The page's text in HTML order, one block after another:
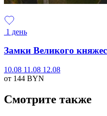
1 день
Замки Великого
10.08 11.08 12.08
от 144 BYN
Смотрите также